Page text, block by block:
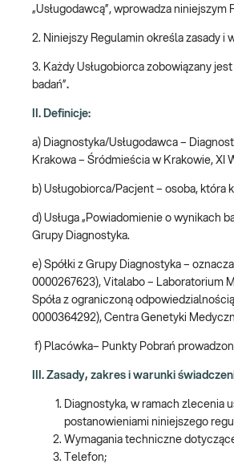
„Usługodawcą”, wprowadza niniejszym
2. Niniejszy Regulamin określa zasady i
3. Każdy Usługobiorca zobowiązany
badań”.
II. Definicje:
a) Diagnostyka/Usługodawca –
Krakowa – Śródmieścia w Krakowie, XI
b) Usługobiorca/Pacjent – osoba, która
d) Usługa „Powiadomienie o wynikach
Grupy Diagnostyka.
e) Spółki z Grupy Diagnostyka –
0000267623), Vitalabo – Laboratorium
Spóła z ograniczoną
0000364292), Centra Genetyki
f) Placówka– Punkty Pobrań
III. Zasady, zakres i warunki
Diagnostyka, w ramach zlecenia
postanowieniami niniejszego
Wymagania techniczne
Telefon;